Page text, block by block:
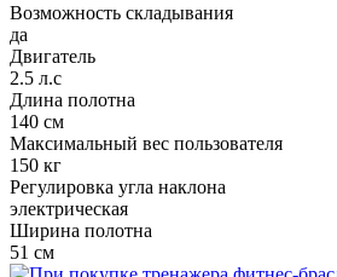
Возможность складывания
да
Двигатель
2.5 л.с
Длина полотна
140 см
Максимальный вес пользователя
150 кг
Регулировка угла наклона
электрическая
Ширина полотна
51 см